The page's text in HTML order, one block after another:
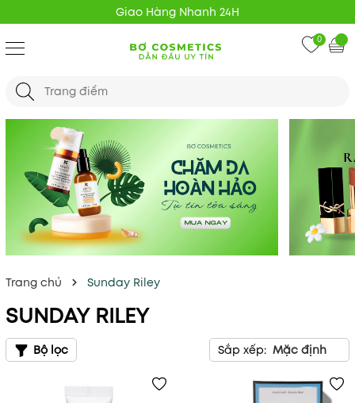
Giao Hàng Nhanh 24H
0
Trang chủ Sunday Riley
SUNDAY RILEY
Bộ lọc Sắp xếp: Mặc định